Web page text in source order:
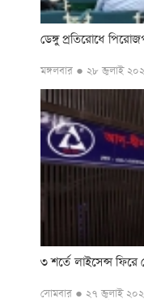
ডেঙ্গু প্রতিরোধে
মঙ্গলবার ● ২৮ জুলাই
৩ শর্তে লাইসেন্স
সোমবার ● ২৭ জুলাই